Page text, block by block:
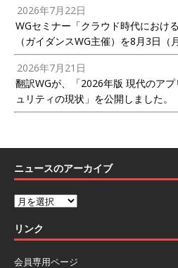
2026年7月22日
WGセミナー「クラウド時代におけ
（ガイダンスWG主催）を8月3日（
2026年7月21日
翻訳WGが、「2026年版 現代のア
ュリティの現状」を公開しました。
ニュースのアーカイブ
リンク
会員専用ページ